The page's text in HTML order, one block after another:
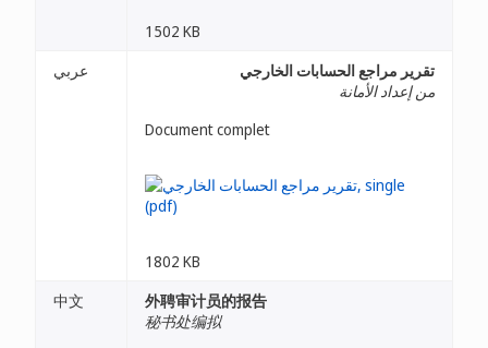
1502 KB
عربي
تقرير مراجع الحسابات الخارجي
من إعداد الأمانة
Document complet
1802 KB
中文
外聘审计员的报告
秘书处编拟